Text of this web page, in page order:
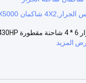
المزيد